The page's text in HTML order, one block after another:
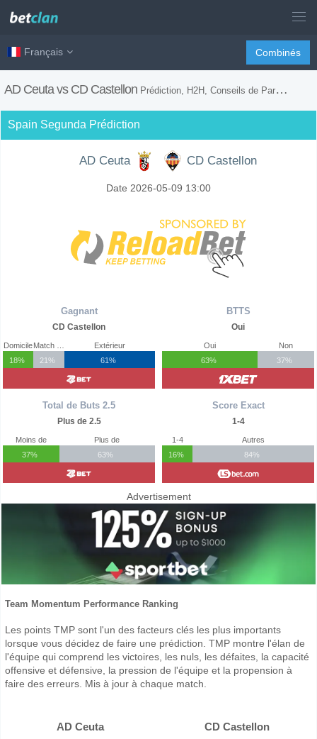
Français Combinés
AD Ceuta vs CD Castellon Prédiction, H2H, Conseils de Paris et Prévision du Match
Spain Segunda Prédiction
AD Ceuta CD Castellon
Date 2026-05-09 13:00
Gagnant
CD Castellon
Domicile
18%
21%
Extérieur
61%
Total de Buts 2.5
Plus de 2.5
Moins de
37%
Plus de
63%
BTTS
Oui
Oui
63%
Non
37%
Score Exact
1-4
1-4
16%
Autres
84%
Advertisement
Team Momentum Performance Ranking
Les points TMP sont l'un des facteurs clés les plus importants
lorsque vous décidez de faire une prédiction. TMP montre l'élan de
l'équipe qui comprend les victoires, les nuls, les défaites, la capacité
offensive et défensive, la pression de l'équipe et la propension à
faire des erreurs. Mis à jour à chaque match.
AD Ceuta CD Castellon